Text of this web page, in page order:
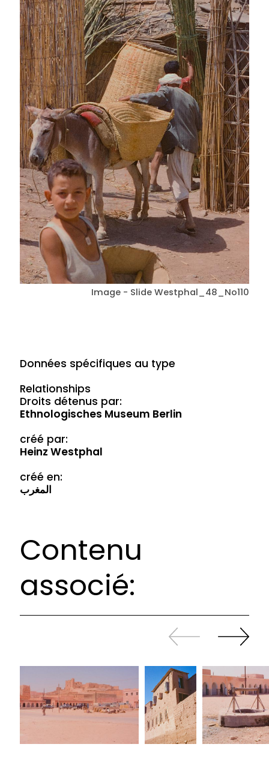
Image - Slide Westphal_48_No110
Données spécifiques au type
Relationships
Droits détenus par:
Ethnologisches Museum Berlin
créé par:
Heinz Westphal
créé en:
المغرب
Contenu
associé:
Revenir
en
continuer